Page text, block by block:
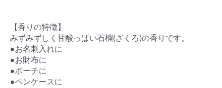
【香りの特徴】
みずみずしく甘酸っぱい石榴(ざくろ)の香りです。
●お名刺入れに
●お財布に
●ポーチに
●ペンケースに